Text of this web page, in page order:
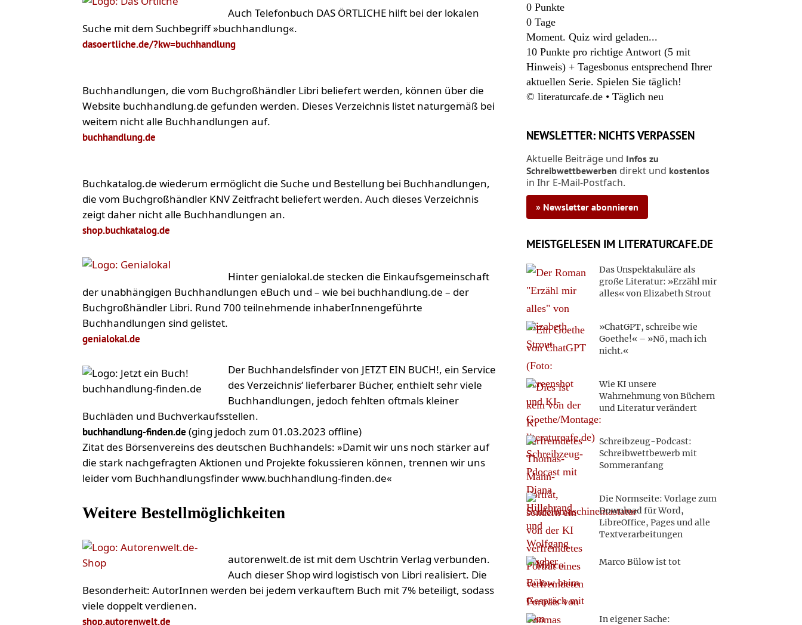
Auch Telefonbuch DAS ÖRTLICHE hilft bei der lokalen
Suche mit dem Suchbegriff »buchhandlung«.
dasoertliche.de/?kw=buchhandlung
Buchhandlungen, die vom Buchgroßhändler Libri beliefert werden, können über die
Website buchhandlung.de gefunden werden. Dieses Verzeichnis listet naturgemäß bei
weitem nicht alle Buchhandlungen auf.
buchhandlung.de
Buchkatalog.de wiederum ermöglicht die Suche und Bestellung bei Buchhandlungen,
die vom Buchgroßhändler KNV Zeitfracht beliefert werden. Auch dieses Verzeichnis
zeigt daher nicht alle Buchhandlungen an.
shop.buchkatalog.de
Hinter genialokal.de stecken die Einkaufsgemeinschaft
der unabhängigen Buchhandlungen eBuch und – wie bei buchhandlung.de – der
Buchgroßhändler Libri. Rund 700 teilnehmende inhaberInnengeführte
Buchhandlungen sind gelistet.
genialokal.de
Der Buchhandelsfinder von JETZT EIN BUCH!, ein Service
des Verzeichnis‘ lieferbarer Bücher, enthielt sehr viele
Buchhandlungen, jedoch fehlten oftmals kleiner
Buchläden und Buchverkaufsstellen.
buchhandlung-finden.de (ging jedoch zum 01.03.2023 offline)
Zitat des Börsenvereins des deutschen Buchhandels: »Damit wir uns noch stärker auf
die stark nachgefragten Aktionen und Projekte fokussieren können, trennen wir uns
leider vom Buchhandlungsfinder www.buchhandlung-finden.de«
Weitere Bestellmöglichkeiten
autorenwelt.de ist mit dem Uschtrin Verlag verbunden.
Auch dieser Shop wird logistisch von Libri realisiert. Die
Besonderheit: AutorInnen werden bei jedem verkauftem Buch mit 7% beteiligt, sodass
viele doppelt verdienen.
shop.autorenwelt.de
0 Punkte
0 Tage
Moment. Quiz wird geladen...
10 Punkte pro richtige Antwort (5 mit
Hinweis) + Tagesbonus entsprechend Ihrer
aktuellen Serie. Spielen Sie täglich!
© literaturcafe.de • Täglich neu
NEWSLETTER: NICHTS VERPASSEN
Aktuelle Beiträge und Infos zu
Schreibwettbewerben direkt und kostenlos
in Ihr E-Mail-Postfach.
» Newsletter abonnieren
MEISTGELESEN IM LITERATURCAFE.DE
Das Unspektakuläre als
große Literatur: »Erzähl mir
alles« von Elizabeth Strout
»ChatGPT, schreibe wie
Goethe!« – »Nö, mach ich
nicht.«
Wie KI unsere
Wahrnehmung von Büchern
und Literatur verändert
Schreibzeug-Podcast:
Schreibwettbewerb mit
Sommeranfang
Die Normseite: Vorlage zum
Download für Word,
LibreOffice, Pages und alle
Textverarbeitungen
Marco Bülow ist tot
In eigener Sache: